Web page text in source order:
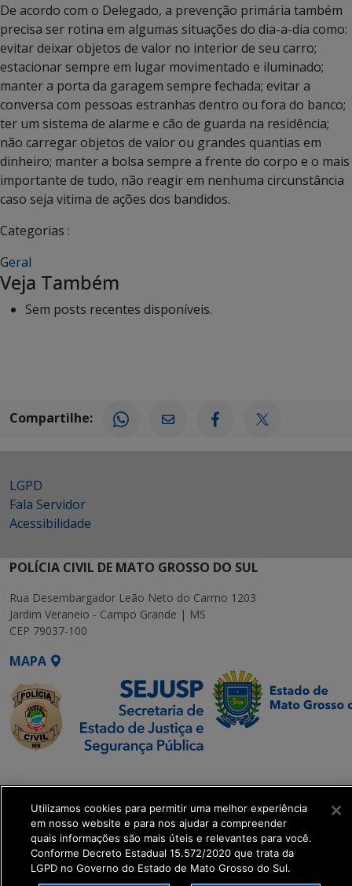
De acordo com o Delegado, a prevenção primária também
precisa ser rotina em algumas situações do dia-a-dia como:
evitar deixar objetos de valor no interior de seu carro;
estacionar sempre em lugar movimentado e iluminado;
manter a porta da garagem sempre fechada; evitar a
conversa com pessoas estranhas dentro ou fora do banco;
ter um sistema de alarme e cão de guarda na residência;
não carregar objetos de valor ou grandes quantias em
dinheiro; manter a bolsa sempre a frente do corpo e o mais
importante de tudo, não reagir em nenhuma circunstância
caso seja vitima de ações dos bandidos.
Categorias :
Geral
Veja Também
Sem posts recentes disponíveis.
Compartilhe:
LGPD
Fala Servidor
Acessibilidade
POLÍCIA CIVIL DE MATO GROSSO DO SUL
Rua Desembargador Leão Neto do Carmo 1203
Jardim Veraneio - Campo Grande | MS
CEP 79037-100
MAPA
Executiva de
Transformação Digital
get_footer();
Utilizamos cookies para permitir uma melhor experiência
em nosso website e para nos ajudar a compreender
quais informações são mais úteis e relevantes para você.
Conforme Decreto Estadual 15.572/2020 que trata da
LGPD no Governo do Estado de Mato Grosso do Sul.